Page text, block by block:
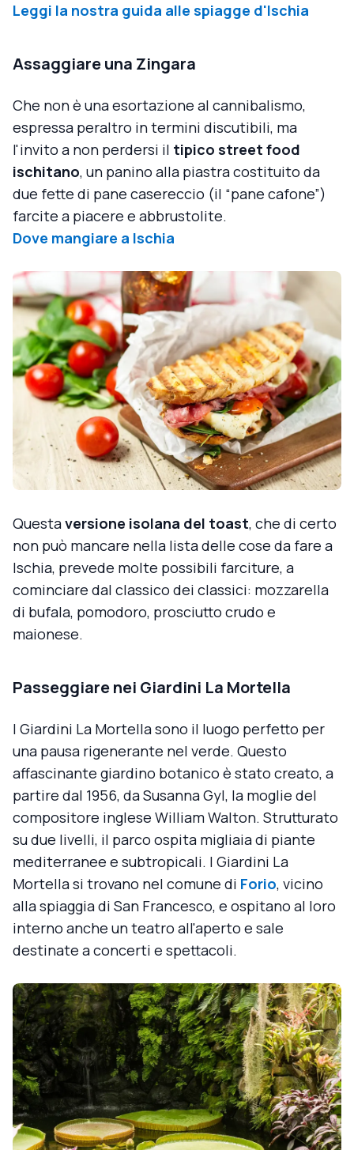
Leggi la nostra guida alle spiagge d'Ischia
Assaggiare una Zingara
Che non è una esortazione al cannibalismo,
espressa peraltro in termini discutibili, ma
l'invito a non perdersi il tipico street food
ischitano, un panino alla piastra costituito da
due fette di pane casereccio (il “pane cafone”)
farcite a piacere e abbrustolite.
Dove mangiare a Ischia
Questaversione isolana del toast, che di certo
non può mancare nella lista delle cose da fare a
Ischia, prevede molte possibili farciture, a
cominciare dal classico dei classici: mozzarella
di bufala, pomodoro, prosciutto crudo e
maionese.
Passeggiare nei Giardini La Mortella
I Giardini La Mortella sono il luogo perfetto per
una pausa rigenerante nel verde. Questo
affascinante giardino botanico è stato creato, a
partire dal 1956, da Susanna Gyl, la moglie del
compositore inglese William Walton. Strutturato
su due livelli, il parco ospita migliaia di piante
mediterranee e subtropicali. I Giardini La
Mortella si trovano nel comune di Forio, vicino
alla spiaggia di San Francesco, e ospitano al loro
interno anche un teatro all'aperto e sale
destinate a concerti e spettacoli.